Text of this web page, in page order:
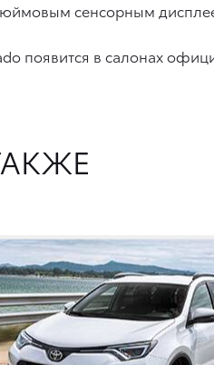
сенсорным
появится в салонах